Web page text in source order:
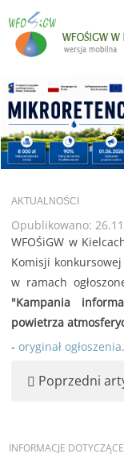
AKTUALNOŚCI
Opublikowano:
WFOŚiGW w
Komisji
w ramach
"Kampania
powietrza
- oryginał ogłoszenia.
Poprzedni
INFORMACJE